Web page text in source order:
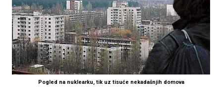
Pogled na nuklearku, tik uz tisuće nekadašnjih domova